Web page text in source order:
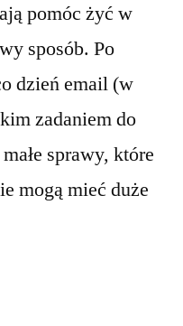
pomóc żyć w
sposób. Po
dzień email (w
zadaniem do
sprawy, które
mogą mieć duże